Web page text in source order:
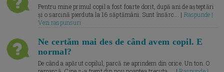
Pentru mine primul copil a fost foarte dorit, după ani de așteptări
și o sarcină pierduta la 16 săptămâni. Sunt însărc... | Raspunde |
Vezi raspunsuri
Ne certăm mai des de când avem copil. E
normal?
De când a apărut copilul, parcă ne aprindem din orice. Un ton. O